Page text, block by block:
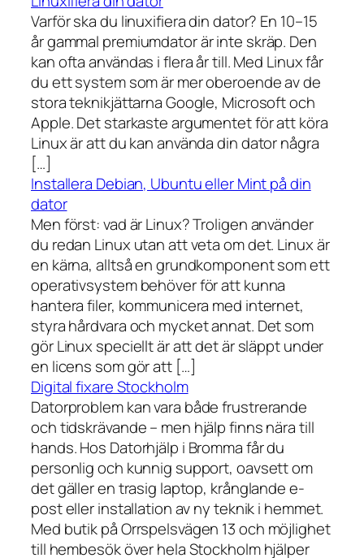
Varför ska du linuxifiera din dator? En 10–15
år gammal premiumdator är inte skräp. Den
kan ofta användas i flera år till. Med Linux får
du ett system som är mer oberoende av de
stora teknikjättarna Google, Microsoft och
Apple. Det starkaste argumentet för att köra
Linux är att du kan använda din dator några
[…]
Installera Debian, Ubuntu eller Mint på din
dator
Men först: vad är Linux? Troligen använder
du redan Linux utan att veta om det. Linux är
en kärna, alltså en grundkomponent som ett
operativsystem behöver för att kunna
hantera filer, kommunicera med internet,
styra hårdvara och mycket annat. Det som
gör Linux speciellt är att det är släppt under
en licens som gör att […]
Digital fixare Stockholm
Datorproblem kan vara både frustrerande
och tidskrävande – men hjälp finns nära till
hands. Hos Datorhjälp i Bromma får du
personlig och kunnig support, oavsett om
det gäller en trasig laptop, krånglande e-
post eller installation av ny teknik i hemmet.
Med butik på Orrspelsvägen 13 och möjlighet
till hembesök över hela Stockholm hjälper